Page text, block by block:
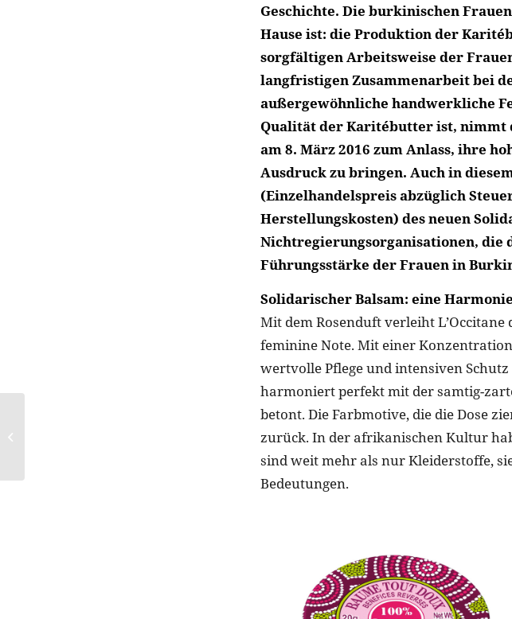
Geschichte. Die burkinischen
Hause ist: die Produktion der
sorgfältigen Arbeitsweise der
langfristigen Zusammenarbeit bei
außergewöhnliche handwerkliche
Qualität der Karitébutter ist, nimmt
am 8. März 2016 zum Anlass, ihre
Ausdruck zu bringen. Auch in
(Einzelhandelspreis abzüglich
Herstellungskosten) des neuen
Nichtregierungsorganisationen,
Führungsstärke der Frauen in
Solidarischer Balsam: eine
Mit dem Rosenduft verleiht
feminine Note. Mit einer
wertvolle Pflege und intensiven
harmoniert perfekt mit der samtig-
betont. Die Farbmotive, die die Dose
zurück. In der afrikanischen Kultur
sind weit mehr als nur Kleiderstoffe,
Bedeutungen.